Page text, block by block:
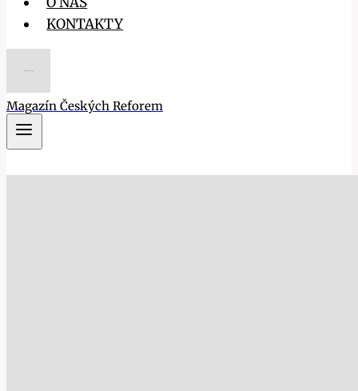
KONTAKTY
Magazín Českých Reforem